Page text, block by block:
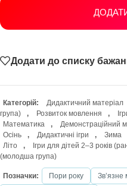
Додати до списку
Категорій: Дидактичний матеріал
група)
, Розвиток мовлення ,
Математика
, Демонстраційний
Осінь
, Дидактичні ігри , Зима
Літо
, Ігри для дітей 2–3 років
(молодша група)
Позначки: Пори року Звʼязне